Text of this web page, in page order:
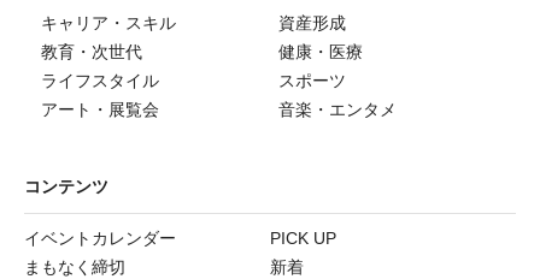
キャリア・スキル
資産形成
教育・次世代
健康・医療
ライフスタイル
スポーツ
アート・展覧会
音楽・エンタメ
コンテンツ
イベントカレンダー
PICK UP
まもなく締切
新着